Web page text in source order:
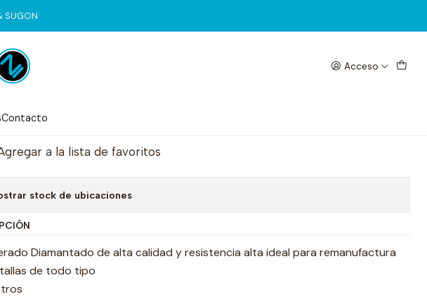
Acceso
Contacto
0.026mm ZME-026
Acerado 0.026mm ZME-026
a la lista de favoritos
stock de ubicaciones
Diamantado de alta calidad y resistencia alta ideal para remanufactura
de todo tipo